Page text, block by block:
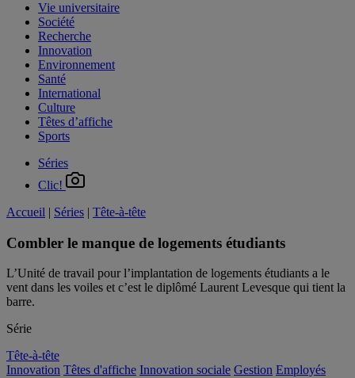
Vie universitaire
Société
Recherche
Innovation
Environnement
Santé
International
Culture
Têtes d’affiche
Sports
Séries
Clic!
Accueil | Séries | Tête-à-tête
Combler le manque de logements étudiants
L’Unité de travail pour l’implantation de logements étudiants a le
vent dans les voiles et c’est le diplômé Laurent Levesque qui tient la
barre.
Série
Tête-à-tête
Innovation Têtes d'affiche Innovation sociale Gestion Employés